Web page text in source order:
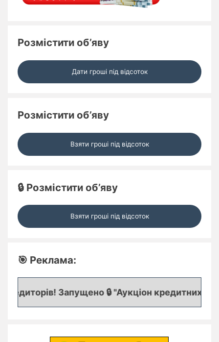
Розмістити об’яву
Дати гроші під відсоток
Розмістити об’яву
Взяти гроші під відсоток
🔒 Розмістити об’яву
Взяти гроші під відсоток
🎯 Реклама:
Запущено 🔒 "Аукціон кредитних